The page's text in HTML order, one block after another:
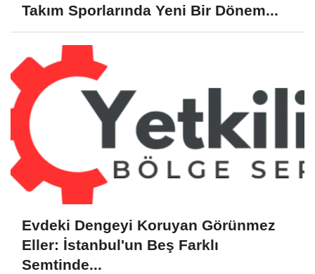
Takım Sporlarında Yeni Bir Dönem...
Evdeki Dengeyi Koruyan Görünmez
Eller: İstanbul'un Beş Farklı
Semtinde...